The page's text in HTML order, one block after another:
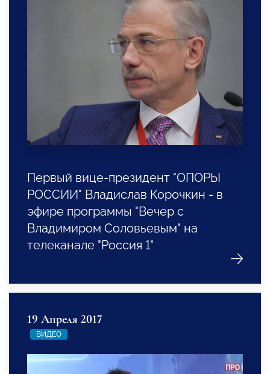
Первый вице-президент "ОПОРЫ
РОССИИ" Владислав Корочкин - в
эфире программы "Вечер с
Владимиром Соловьевым" на
телеканале "Россия 1"
19 Апреля 2017
ВИДЕО